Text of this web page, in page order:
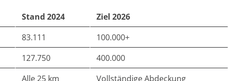
Stand 2024
Ziel 2026
83.111
100.000+
127.750
400.000
Alle 25 km
Vollständige Abdeckung